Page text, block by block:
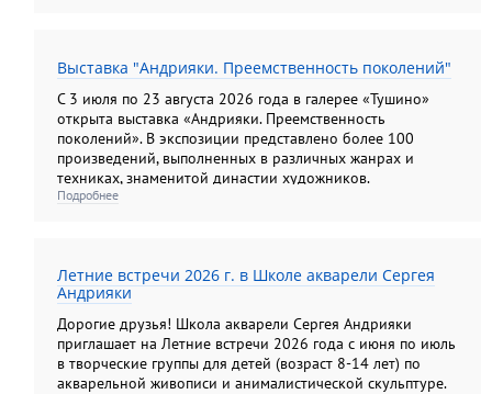
живопись"; " Колористический натюрморт";
изображения на бумаге"; "Композиционный портрет"
Выставка "Андрияки. Преемственность поколений"
С 3 июля по 23 августа 2026 года в галерее «Тушино»
открыта выставка «Андрияки. Преемственность
поколений». В экспозиции представлено более 100
произведений, выполненных в различных жанрах и
техниках, знаменитой династии художников.
Подробнее
Летние встречи 2026 г. в Школе акварели Сергея
Андрияки
Дорогие друзья! Школа акварели Сергея Андрияки
приглашает на Летние встречи 2026 года с июня по июль
в творческие группы для детей (возраст 8-14 лет) по
акварельной живописи и анималистической скульптуре.